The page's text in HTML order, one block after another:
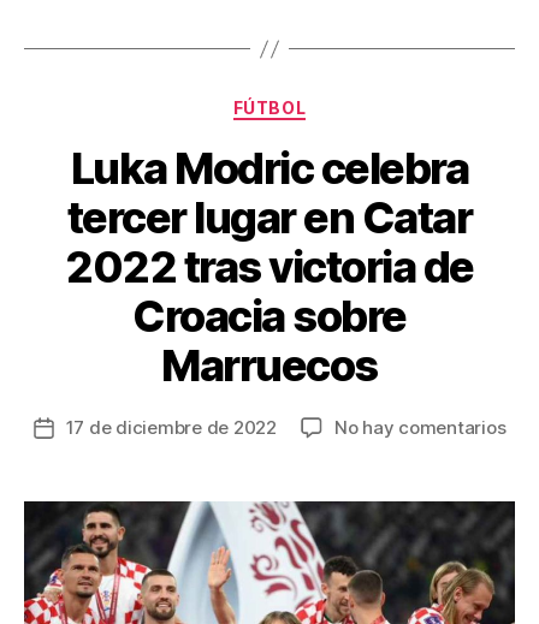
o
tir
Categorías
FÚTBOL
Luka Modric celebra
tercer lugar en Catar
2022 tras victoria de
Croacia sobre
Marruecos
Fecha
entrada
17 de diciembre de 2022 No hay comentariosen
en